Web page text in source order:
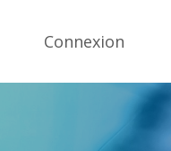
Connexion